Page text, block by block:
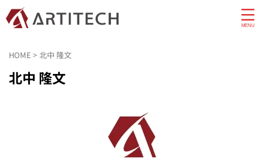
HOME > 北中 隆文
北中 隆文